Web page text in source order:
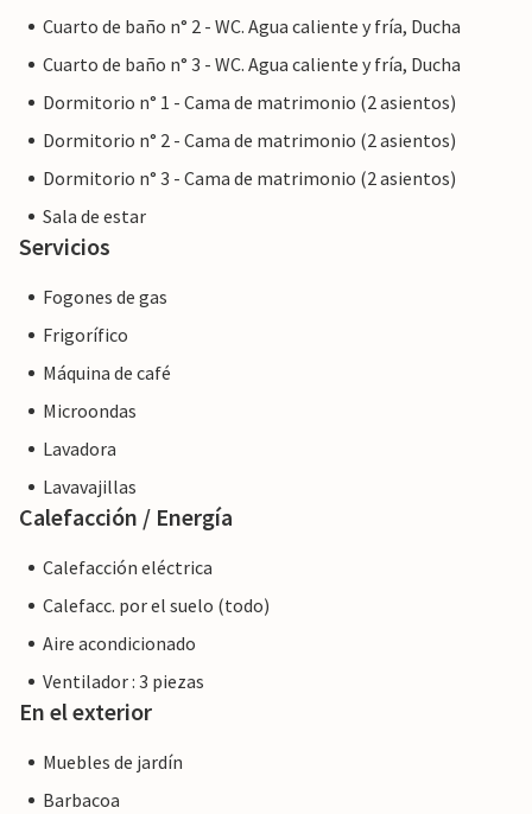
Cuarto de baño n° 2 - WC. Agua caliente y fría, Ducha
Cuarto de baño n° 3 - WC. Agua caliente y fría, Ducha
Dormitorio n° 1 - Cama de matrimonio (2 asientos)
Dormitorio n° 2 - Cama de matrimonio (2 asientos)
Dormitorio n° 3 - Cama de matrimonio (2 asientos)
Sala de estar
Servicios
Fogones de gas
Frigorífico
Máquina de café
Microondas
Lavadora
Lavavajillas
Calefacción / Energía
Calefacción eléctrica
Calefacc. por el suelo (todo)
Aire acondicionado
Ventilador : 3 piezas
En el exterior
Muebles de jardín
Barbacoa